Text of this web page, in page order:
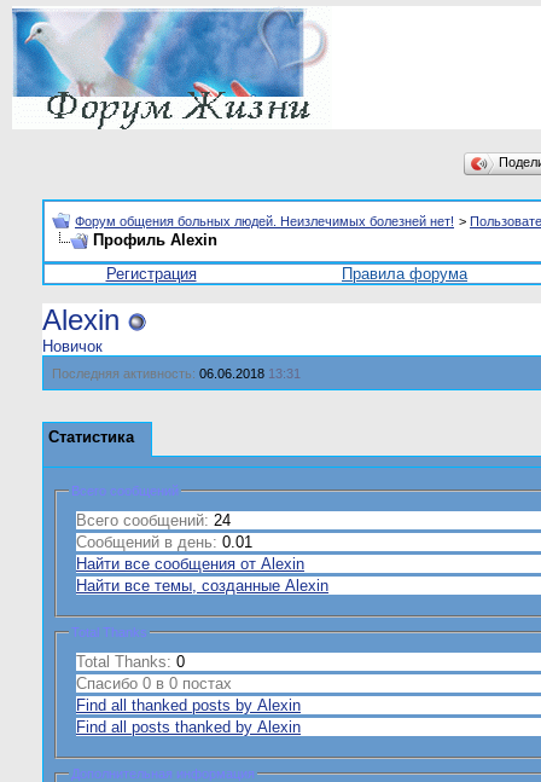
Форум общения больных людей. Неизлечимых болезней нет! >
Профиль Alexin
Регистрация
Правила форума
Alexin
Новичок
Последняя активность: 06.06.2018 13:31
Статистика
Всего сообщений
Всего сообщений: 24
Сообщений в день: 0.01
Найти все сообщения от Alexin
Найти все темы, созданные Alexin
Total Thanks
Total Thanks: 0
Спасибо 0 в 0 постах
Find all thanked posts by Alexin
Find all posts thanked by Alexin
Дополнительная информация